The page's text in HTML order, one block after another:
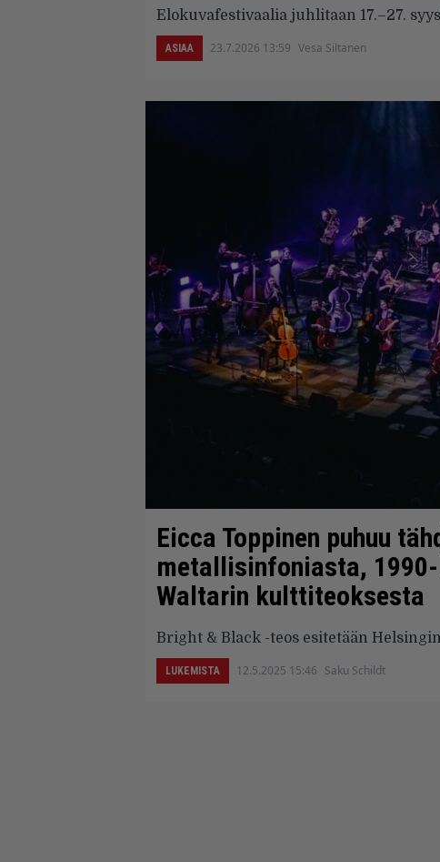
Elokuvafestivaalia juhlitaan 17.–27.
ASIAA 23.7.2026 13:59 Vesa Siltanen
Eicca Toppinen puhuu
metallisinfoniasta,
Waltarin kulttiteoksesta
Bright & Black -teos esitetään
LUKEMISTA 12.5.2025 15:46 Saku Schildt